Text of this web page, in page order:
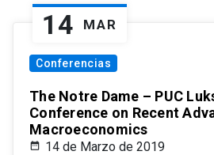
14 MAR
Conferencias
The Notre Dame – PUC
Conference on Recent
Macroeconomics
14 de Marzo de 2019